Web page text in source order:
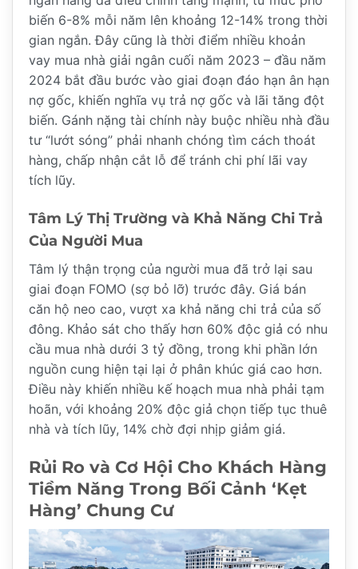
biến 6-8% mỗi năm lên khoảng 12-14% trong thời
gian ngắn. Đây cũng là thời điểm nhiều khoản
vay mua nhà giải ngân cuối năm 2023 – đầu năm
2024 bắt đầu bước vào giai đoạn đáo hạn ân hạn
nợ gốc, khiến nghĩa vụ trả nợ gốc và lãi tăng đột
biến. Gánh nặng tài chính này buộc nhiều nhà đầu
tư “lướt sóng” phải nhanh chóng tìm cách thoát
hàng, chấp nhận cắt lỗ để tránh chi phí lãi vay
tích lũy.
Tâm Lý Thị Trường và Khả Năng Chi Trả
Của Người Mua
Tâm lý thận trọng của người mua đã trở lại sau
giai đoạn FOMO (sợ bỏ lỡ) trước đây. Giá bán
căn hộ neo cao, vượt xa khả năng chi trả của số
đông. Khảo sát cho thấy hơn 60% độc giả có nhu
cầu mua nhà dưới 3 tỷ đồng, trong khi phần lớn
nguồn cung hiện tại lại ở phân khúc giá cao hơn.
Điều này khiến nhiều kế hoạch mua nhà phải tạm
hoãn, với khoảng 20% độc giả chọn tiếp tục thuê
nhà và tích lũy, 14% chờ đợi nhịp giảm giá.
Rủi Ro và Cơ Hội Cho Khách Hàng
Tiềm Năng Trong Bối Cảnh ‘Kẹt
Hàng’ Chung Cư